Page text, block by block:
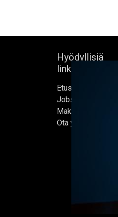
Hyödyllisiä
linkkejä
Etusivu
Jobs
Make Good
Ota yhteyttä